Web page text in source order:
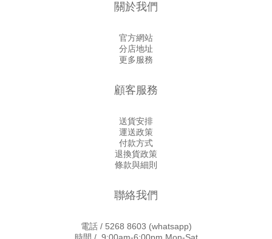
關於我們
官方網站
分店地址
更多服務
顧客服務
送貨安排
運送政策
付款方式
退換貨政策
條款與細則
聯絡我們
電話 / 5268 8603 (whatsapp)